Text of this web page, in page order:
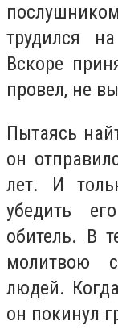
трудился
Вскоре
провел, не
Пытаясь
он
лет. И
убедить
обитель. В
молитвою
людей.
он покинул